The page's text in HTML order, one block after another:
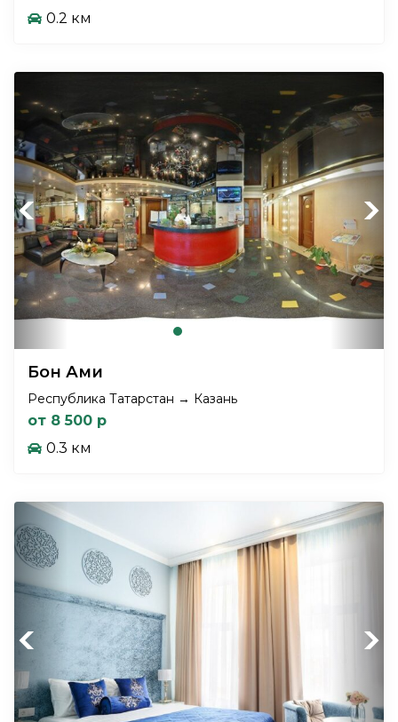
0.2 км
Previous Next
Бон Ами
Республика Татарстан → Казань
от 8 500 р
0.3 км
Previous Next